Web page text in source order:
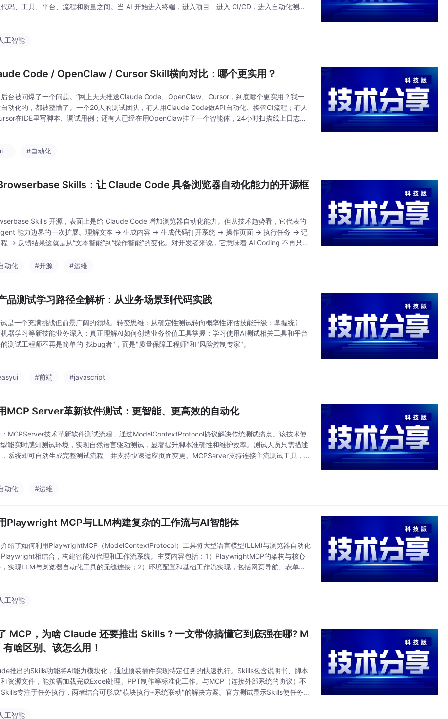
码、工具、平台、流程和质量之间。当 AI 开始进入终端，进入项目，进入 CI/CD，进入自动化测试
工智能
Code / OpenClaw / Cursor Skill横向对比：哪个更实用？
台被问爆了一个问题。“网上天天推送Claude Code、OpenClaw、Cursor，到底哪个更实用？我一
动化的，都被整懵了。一个20人的测试团队，有人用Claude Code做API自动化、接管CI流程；有人
在IDE里写脚本、调试用例；还有人已经在用OpenClaw挂了一个智能体，24小时扫描线上日志、
#自动化
Browserbase Skills：让 Claude Code 具备浏览器自动化能力的开源框
Skills 开源，表面上是给 Claude Code 增加浏览器自动化能力。但从技术趋势看，它代表的
能力边界的一次扩展。理解文本 → 生成内容 → 生成代码打开系统 → 操作页面 → 执行任务 → 记
→ 反馈结果这就是从“文本智能”到“操作智能”的变化。对开发者来说，它意味着 AI Coding 不再只是
动化
#开源 #运维
品测试学习路径全解析：从业务场景到代码实践
是一个充满挑战但前景广阔的领域。转变思维：从确定性测试转向概率性评估技能升级：掌握统计
器学习等新技能业务深入：真正理解AI如何创造业务价值工具掌握：学习使用AI测试相关工具和平台
测试工程师不再是简单的"找bug者"，而是"质量保障工程师"和"风险控制专家"。
#前端 #javascript
MCP Server革新软件测试：更智能、更高效的自动化
MCPServer技术革新软件测试流程，通过ModelContextProtocol协议解决传统测试痛点。该技术使
能实时感知测试环境，实现自然语言驱动测试，显著提升脚本准确性和维护效率。测试人员只需描述
系统即可自动生成完整测试流程，并支持快速适应页面变更。MCPServer支持连接主流测试工具，形
动化 #运维
Playwright MCP与LLM构建复杂的工作流与AI智能体
绍了如何利用PlaywrightMCP（ModelContextProtocol）工具将大型语言模型(LLM)与浏览器自动化
相结合，构建智能AI代理和工作流系统。主要内容包括：1）PlaywrightMCP的架构与核心
实现LLM与浏览器自动化工具的无缝连接；2）环境配置和基础工作流实现，包括网页导航、表单填
工智能
MCP，为啥 Claude 还要推出 Skills？一文带你搞懂它到底强在哪? M
有啥区别、该怎么用！
推出的Skills功能将AI能力模块化，通过预装插件实现特定任务的快速执行。Skills包含说明书、脚本
资源文件，能按需加载完成Excel处理、PPT制作等标准化工作。与MCP（连接外部系统的协议）不
专注于任务执行，两者结合可形成"模块执行+系统联动"的解决方案。官方测试显示Skills使任务效
工智能